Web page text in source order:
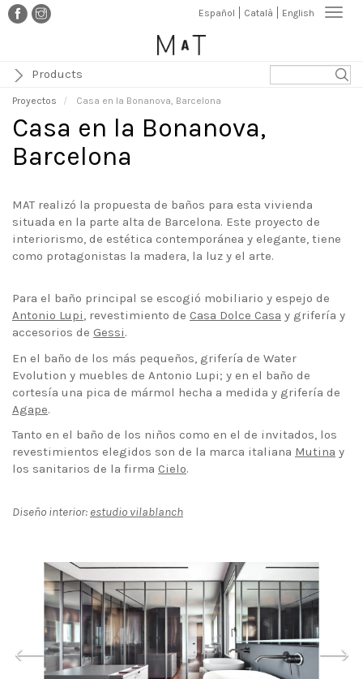
Pasar
al
Español Català English
Products
Proyectos Casa en la Bonanova, Barcelona
Casa en la Bonanova,
Barcelona
MAT realizó la propuesta de baños para esta vivienda
situada en la parte alta de Barcelona. Este proyecto de
interiorismo, de estética contemporánea y elegante, tiene
como protagonistas la madera, la luz y el arte.
Para el baño principal se escogió mobiliario y espejo de
Antonio Lupi, revestimiento de Casa Dolce Casa y grifería y
accesorios de Gessi.
En el baño de los más pequeños, grifería de Water
Evolution y muebles de Antonio Lupi; y en el baño de
cortesía una pica de mármol hecha a medida y grifería de
Agape.
Tanto en el baño de los niños como en el de invitados, los
revestimientos elegidos son de la marca italiana Mutina y
los sanitarios de la firma Cielo.
Diseño interior: estudio vilablanch